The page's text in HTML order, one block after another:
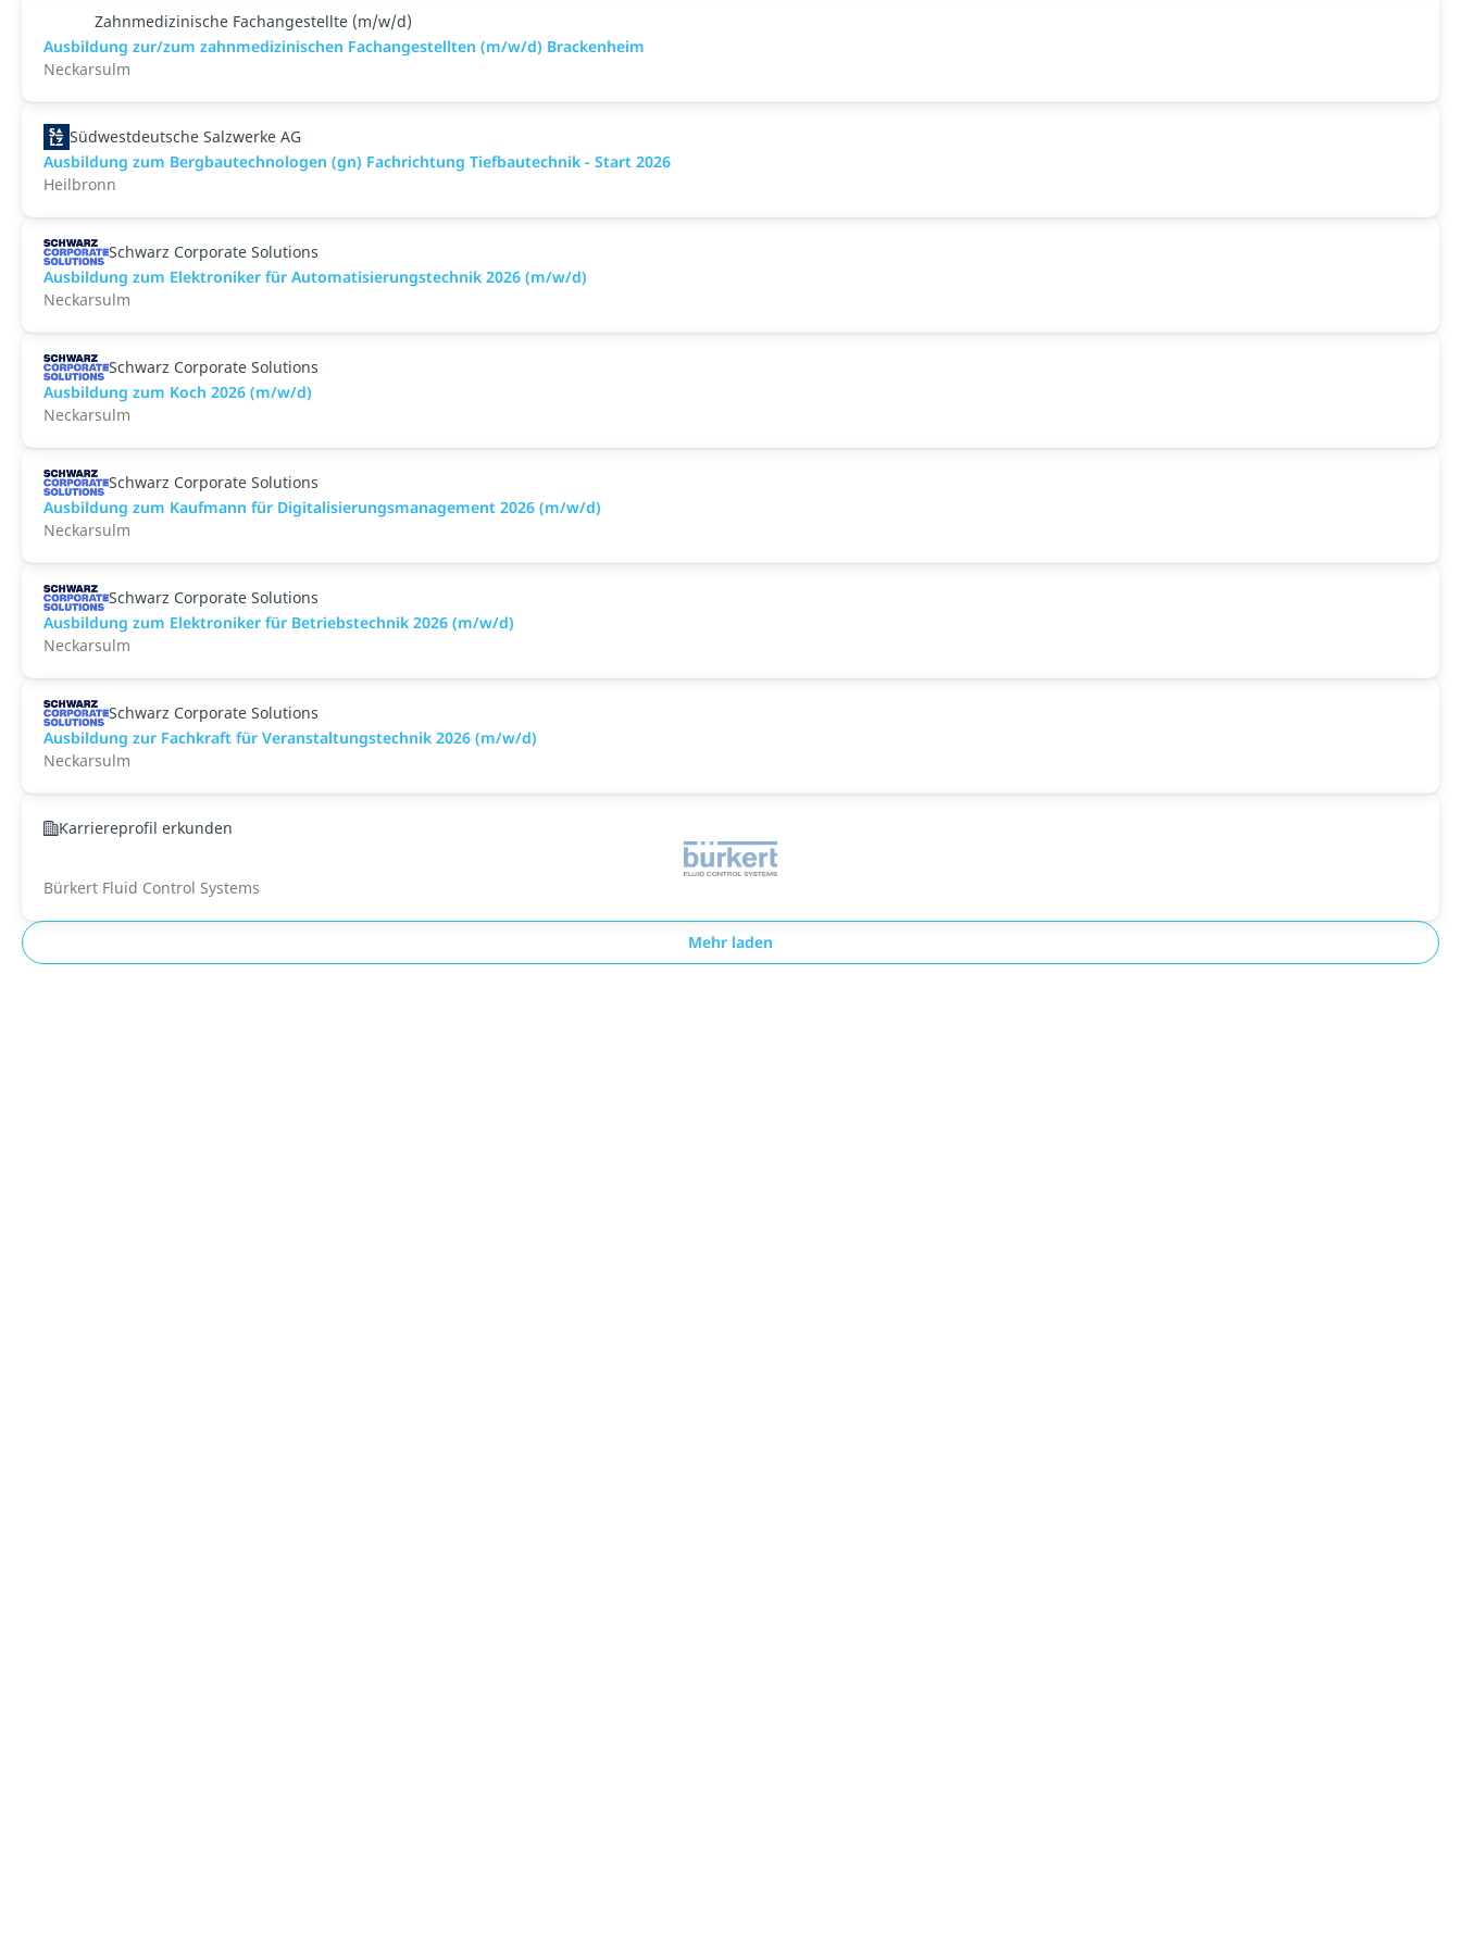
Zahnmedizinische Fachangestellte (m/w/d)
Ausbildung zur/zum zahnmedizinischen Fachangestellten (m/w/d) Brackenheim
Neckarsulm
Südwestdeutsche Salzwerke AG
Ausbildung zum Bergbautechnologen (gn) Fachrichtung Tiefbautechnik - Start 2026
Heilbronn
Schwarz Corporate Solutions
Ausbildung zum Elektroniker für Automatisierungstechnik 2026 (m/w/d)
Neckarsulm
Schwarz Corporate Solutions
Ausbildung zum Koch 2026 (m/w/d)
Neckarsulm
Schwarz Corporate Solutions
Ausbildung zum Kaufmann für Digitalisierungsmanagement 2026 (m/w/d)
Neckarsulm
Schwarz Corporate Solutions
Ausbildung zum Elektroniker für Betriebstechnik 2026 (m/w/d)
Neckarsulm
Schwarz Corporate Solutions
Ausbildung zur Fachkraft für Veranstaltungstechnik 2026 (m/w/d)
Neckarsulm
Karriereprofil erkunden
Bürkert Fluid Control Systems
Mehr laden